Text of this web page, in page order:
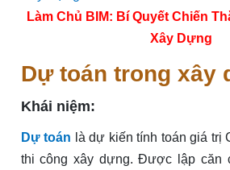
Làm Chủ BIM: Bí Quyết Chiến
Xây Dựng
Dự toán trong xây
Khái niệm:
Dự toán là dự kiến tính toán giá trị
thi công xây dựng. Được lập căn